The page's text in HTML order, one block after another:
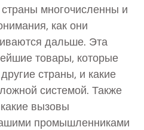
многочисленны и
как они
дальше. Эта
товары, которые
страны, и какие
системой. Также
вызовы
промышленниками